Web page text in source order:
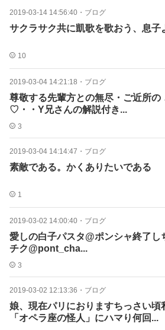
2019-03-14 14:56:40 ・ ブログ
サクラサク共に凱歌を歌おう、息子
10
2019-03-04 14:21:18 ・ ブログ
尊敬する先輩方との無尽・ご近所の
♡・・Y兄さんの解説付き...
3
2019-03-04 14:14:47 ・ ブログ
素敵である。かくありたいである
1
2019-03-02 14:00:40 ・ ブログ
愛しの白子パスタ@ポンシャ終了し
チク@pont_cha...
3
2019-03-02 12:13:36 ・ ブログ
娘、現在パリにおりますちっさい頃
「オペラ座の怪人」にハマり何回...